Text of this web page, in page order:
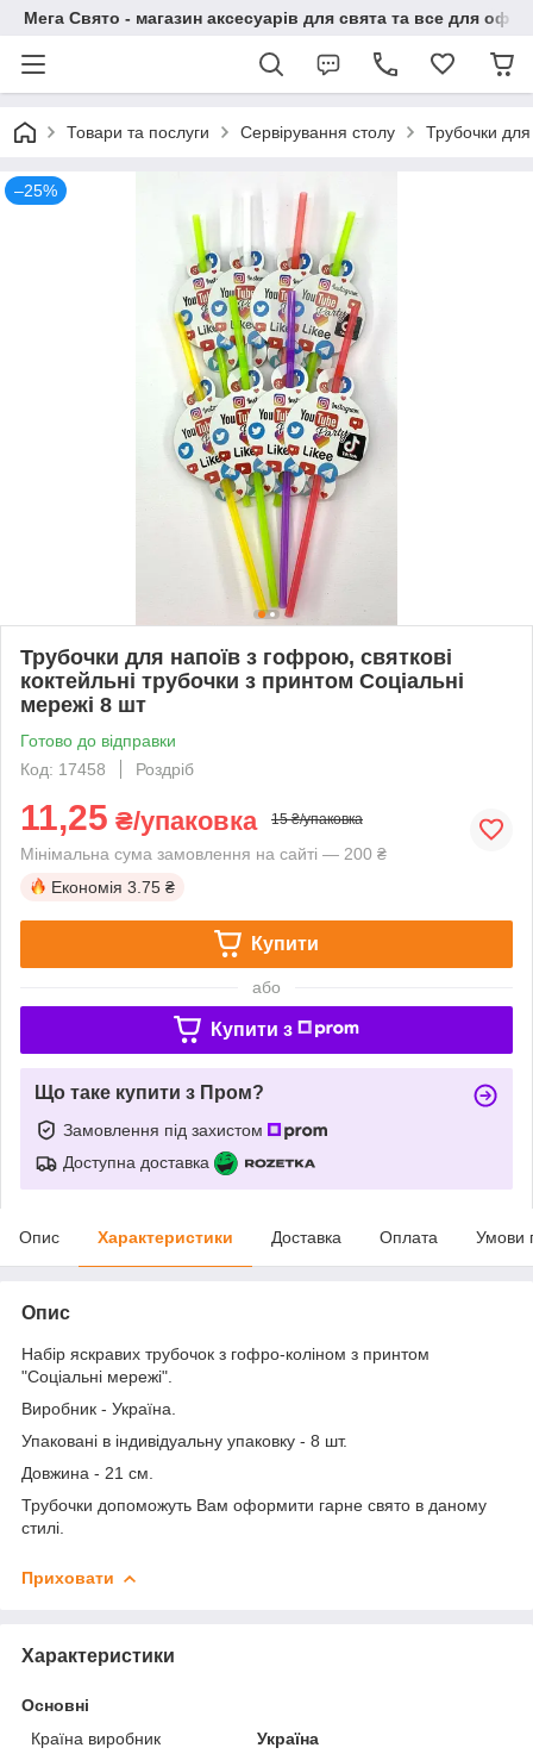
Мега Свято - магазин аксесуарів для свята та все для
Товари та послуги Сервірування столу Трубочки для
–25%
Трубочки для напоїв з гофрою, святкові
коктейльні трубочки з принтом Соціальні
мережі 8 шт
Готово до відправки
Код: 17458
Роздріб
11,25 ₴/упаковка 15 ₴/упаковка
Мінімальна сума замовлення на сайті — 200 ₴
Економія 3.75 ₴
Купити
або
Купити з
Що таке купити з Пром?
Замовлення під захистом
Доступна доставка
Опис Характеристики Доставка Оплата Умови
Опис
Набір яскравих трубочок з гофро-коліном з принтом
"Соціальні мережі".
Виробник - Україна.
Упаковані в індивідуальну упаковку - 8 шт.
Довжина - 21 см.
Трубочки допоможуть Вам оформити гарне свято в даному
стилі.
Приховати
Характеристики
Основні
Країна виробник
Україна